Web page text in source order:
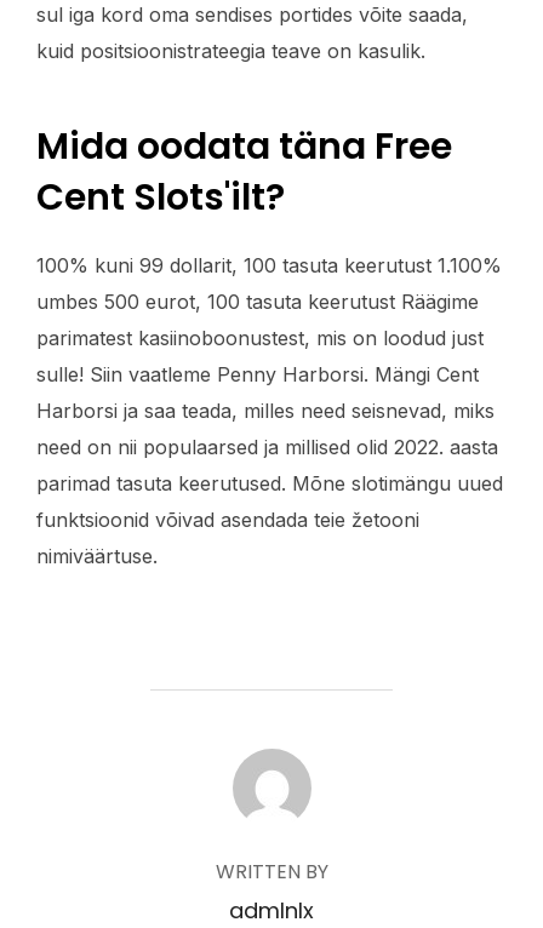
sul iga kord oma sendises portides võite saada,
kuid positsioonistrateegia teave on kasulik.
Mida oodata täna Free
Cent Slots'ilt?
100% kuni 99 dollarit, 100 tasuta keerutust 1.100%
umbes 500 eurot, 100 tasuta keerutust Räägime
parimatest kasiinoboonustest, mis on loodud just
sulle! Siin vaatleme Penny Harborsi. Mängi Cent
Harborsi ja saa teada, milles need seisnevad, miks
need on nii populaarsed ja millised olid 2022. aasta
parimad tasuta keerutused. Mõne slotimängu uued
funktsioonid võivad asendada teie žetooni
nimiväärtuse.
POST AUTHOR
WRITTEN BY
admlnlx